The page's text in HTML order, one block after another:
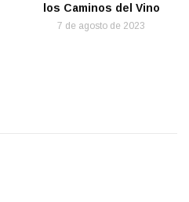
los Caminos del Vino
7 de agosto de 2023